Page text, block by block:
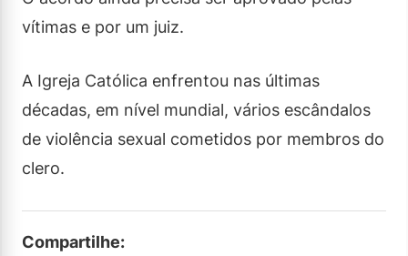
vítimas e por um juiz.
A Igreja Católica enfrentou nas últimas
décadas, em nível mundial, vários escândalos
de violência sexual cometidos por membros do
clero.
Compartilhe: